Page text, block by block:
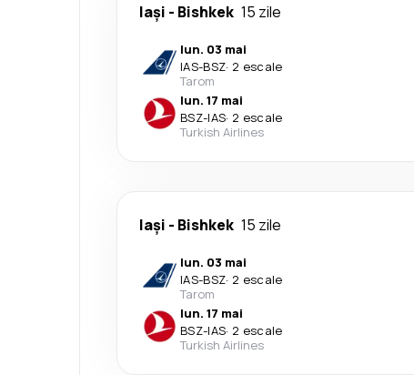
Iași - Bishkek 15 zile
lun. 03 mai
IAS-BSZ· 2 escale
Tarom
lun. 17 mai
BSZ-IAS· 2 escale
Turkish Airlines
Iași - Bishkek 15 zile
lun. 03 mai
IAS-BSZ· 2 escale
Tarom
lun. 17 mai
BSZ-IAS· 2 escale
Turkish Airlines